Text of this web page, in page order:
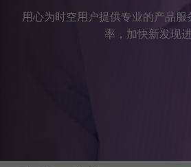
用心为时空用户提供专业的产品
率，加快新发现